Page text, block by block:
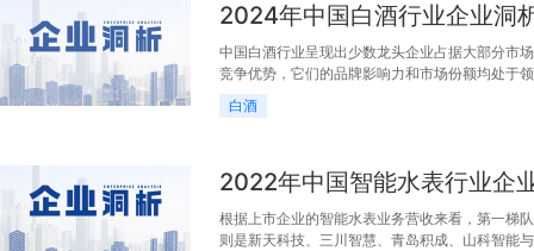
2024年中国白酒行业企业洞
中国白酒行业呈现出少数龙头企业占据大部分市
竞争优势，它们的品牌影响力和市场份额均处于
白酒
2022年中国智能水表行业企
根据上市企业的智能水表业务营收来看，第一梯
则是新天科技、三川智慧、青岛积成、山科智能